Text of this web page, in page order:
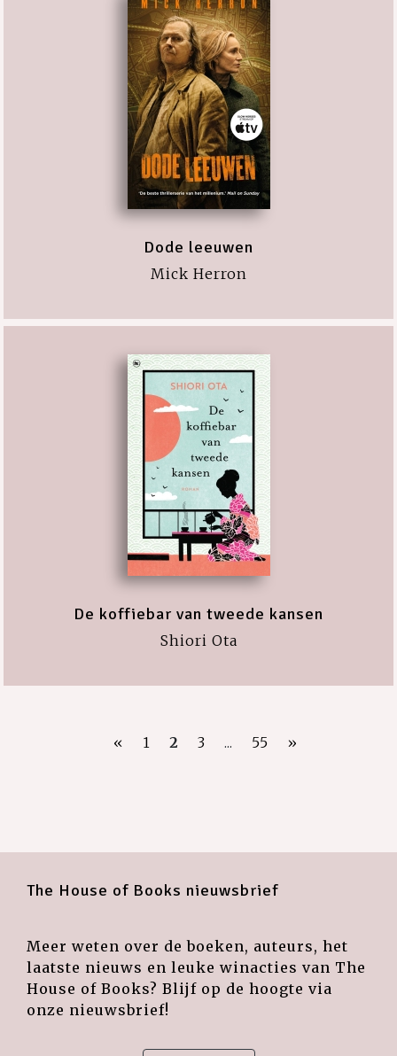
Dode leeuwen
Mick Herron
De koffiebar van tweede kansen
Shiori Ota
« 1 2 3 ... 55 »
The House of Books nieuwsbrief
Meer weten over de boeken, auteurs, het
laatste nieuws en leuke winacties van The
House of Books? Blijf op de hoogte via
onze nieuwsbrief!